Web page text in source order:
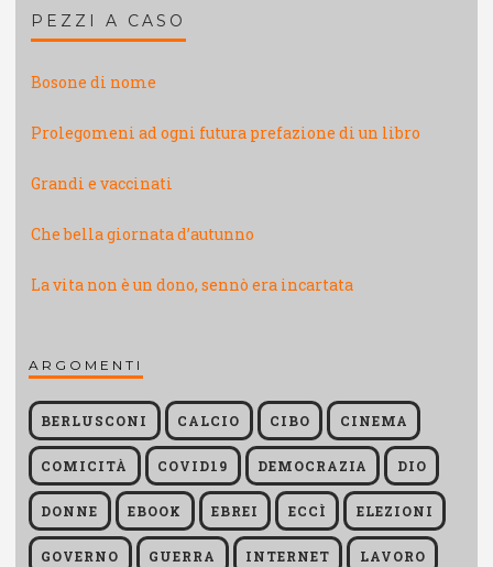
PEZZI A CASO
Bosone di nome
Prolegomeni ad ogni futura prefazione di un libro
Grandi e vaccinati
Che bella giornata d’autunno
La vita non è un dono, sennò era incartata
ARGOMENTI
BERLUSCONI CALCIO CIBO CINEMA
COMICITÀ COVID19 DEMOCRAZIA DIO
DONNE EBOOK EBREI ECCÌ ELEZIONI
GOVERNO GUERRA INTERNET LAVORO